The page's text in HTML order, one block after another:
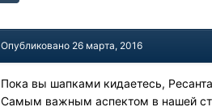
Опубликовано 26 марта, 2016
Пока вы шапками кидаетесь,
Самым важным аспектом в нашей